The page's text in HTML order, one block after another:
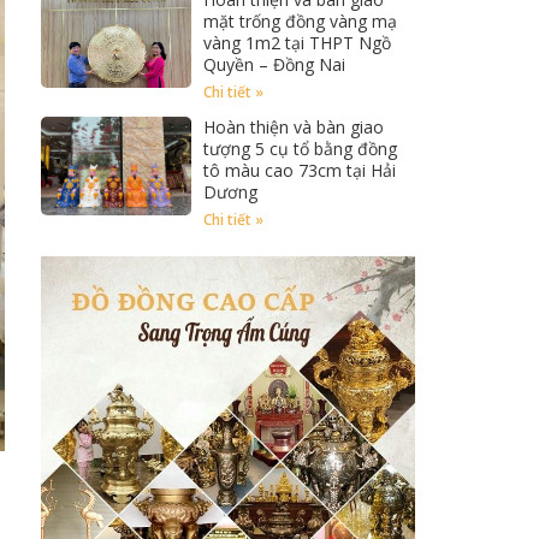
mặt trống đồng vàng mạ
vàng 1m2 tại THPT Ngồ
Quyền – Đồng Nai
Chi tiết »
Hoàn thiện và bàn giao
tượng 5 cụ tổ bằng đồng
tô màu cao 73cm tại Hải
Dương
Chi tiết »